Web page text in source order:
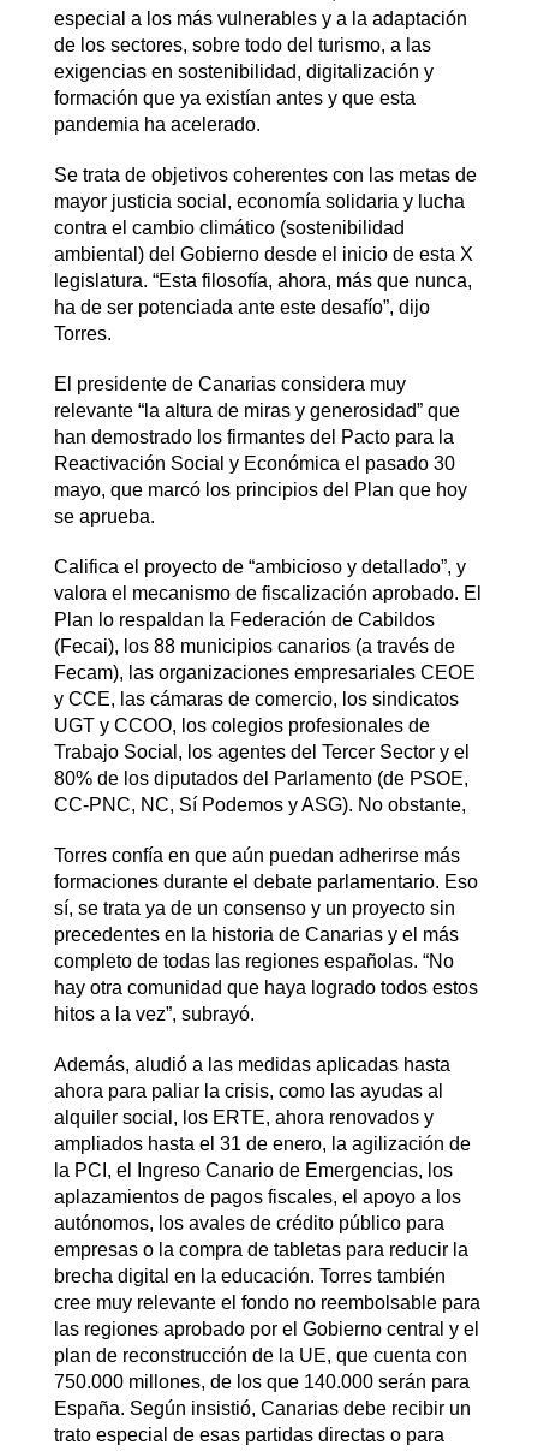
especial a los más vulnerables y a la adaptación
de los sectores, sobre todo del turismo, a las
exigencias en sostenibilidad, digitalización y
formación que ya existían antes y que esta
pandemia ha acelerado.
Se trata de objetivos coherentes con las metas de
mayor justicia social, economía solidaria y lucha
contra el cambio climático (sostenibilidad
ambiental) del Gobierno desde el inicio de esta X
legislatura. “Esta filosofía, ahora, más que nunca,
ha de ser potenciada ante este desafío”, dijo
Torres.
El presidente de Canarias considera muy
relevante “la altura de miras y generosidad” que
han demostrado los firmantes del Pacto para la
Reactivación Social y Económica el pasado 30
mayo, que marcó los principios del Plan que hoy
se aprueba.
Califica el proyecto de “ambicioso y detallado”, y
valora el mecanismo de fiscalización aprobado. El
Plan lo respaldan la Federación de Cabildos
(Fecai), los 88 municipios canarios (a través de
Fecam), las organizaciones empresariales CEOE
y CCE, las cámaras de comercio, los sindicatos
UGT y CCOO, los colegios profesionales de
Trabajo Social, los agentes del Tercer Sector y el
80% de los diputados del Parlamento (de PSOE,
CC-PNC, NC, Sí Podemos y ASG). No obstante,
Torres confía en que aún puedan adherirse más
formaciones durante el debate parlamentario. Eso
sí, se trata ya de un consenso y un proyecto sin
precedentes en la historia de Canarias y el más
completo de todas las regiones españolas. “No
hay otra comunidad que haya logrado todos estos
hitos a la vez”, subrayó.
Además, aludió a las medidas aplicadas hasta
ahora para paliar la crisis, como las ayudas al
alquiler social, los ERTE, ahora renovados y
ampliados hasta el 31 de enero, la agilización de
la PCI, el Ingreso Canario de Emergencias, los
aplazamientos de pagos fiscales, el apoyo a los
autónomos, los avales de crédito público para
empresas o la compra de tabletas para reducir la
brecha digital en la educación. Torres también
cree muy relevante el fondo no reembolsable para
las regiones aprobado por el Gobierno central y el
plan de reconstrucción de la UE, que cuenta con
750.000 millones, de los que 140.000 serán para
España. Según insistió, Canarias debe recibir un
trato especial de esas partidas directas o para